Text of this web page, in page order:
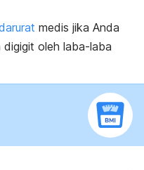
medis jika Anda
digigit oleh laba-laba